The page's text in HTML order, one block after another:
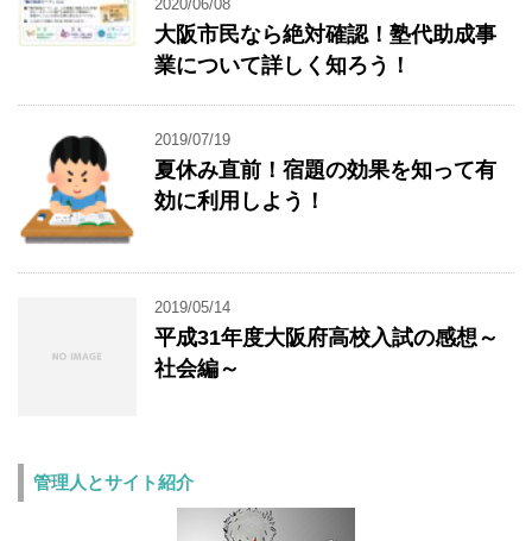
2020/06/08
大阪市民なら絶対確認！塾代助成事
業について詳しく知ろう！
2019/07/19
夏休み直前！宿題の効果を知って有
効に利用しよう！
2019/05/14
平成31年度大阪府高校入試の感想～
社会編～
管理人とサイト紹介